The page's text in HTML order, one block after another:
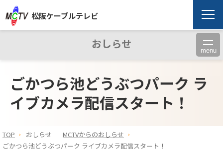
松阪ケーブルテレビ
おしらせ menu
ごかつら池どうぶつパーク ラ
イブカメラ配信スタート！
TOP おしらせ
MCTVからのおしらせ
ごかつら池どうぶつパーク ライブカメラ配信スタート！